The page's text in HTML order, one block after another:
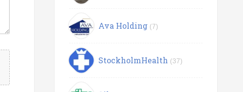
Ava Holding (7)
StockholmHealth (37)